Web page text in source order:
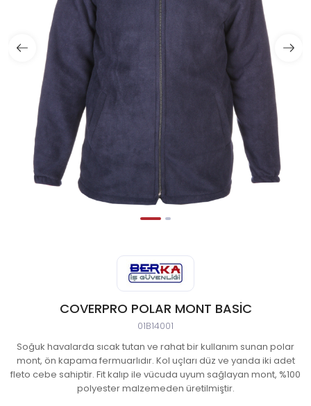
COVERPRO POLAR MONT BASİC
01B14001
Soğuk havalarda sıcak tutan ve rahat bir kullanım sunan polar
mont, ön kapama fermuarlıdır. Kol uçları düz ve yanda iki adet
fleto cebe sahiptir. Fit kalıp ile vücuda uyum sağlayan mont, %100
polyester malzemeden üretilmiştir.